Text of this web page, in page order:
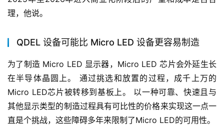
理，他说。
QDEL 设备可能比 Micro LED 设备更容易制造
为了制造 Micro LED 显示器，Micro LED 芯片会外延生长
在半导体晶圆上。 通过挑选和放置的过程，成千上万的
Micro LED芯片被转移到基板上。 以一种可靠、快速且与
其他显示类型的制造过程具有可比性的价格来实现这一点一
直是个挑战，这些障碍多年来限制了Micro LED的可用性。